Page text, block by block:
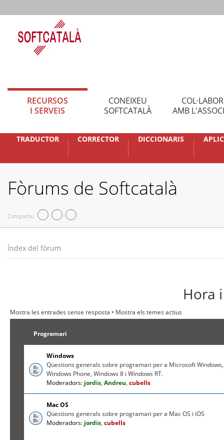
RECURSOS
I SERVEIS
CONEIXEU
SOFTCATALÀ
AMB
TRADUCTOR CORRECTOR DICCIONARIS
Fòrums de Softcatalà
Compartiu
Índex del fòrum
Hora
Mostra les entrades sense resposta • Mostra els temes actius
Programari
Windows
Qüestions generals sobre programari per a Microsoft Windows,
Windows Phone, Windows 8 i Windows RT.
Moderadors: jordis,Andreu,cubells
Mac OS
Qüestions generals sobre programari per a Mac OS i iOS
Moderadors: jordis,cubells